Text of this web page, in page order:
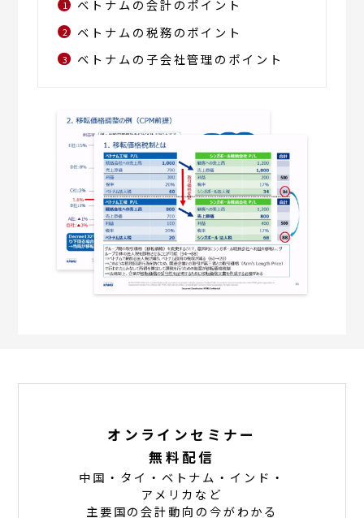
1 ベトナムの会計のポイント
2 ベトナム の税務のポイント
3 ベトナム の子会社管理の ポイント
オンラインセミナー
無料配信
中国 ・ タイ ・ ベトナム ・ インド ・
アメリカ など
主要国の会計動向の今がわかる